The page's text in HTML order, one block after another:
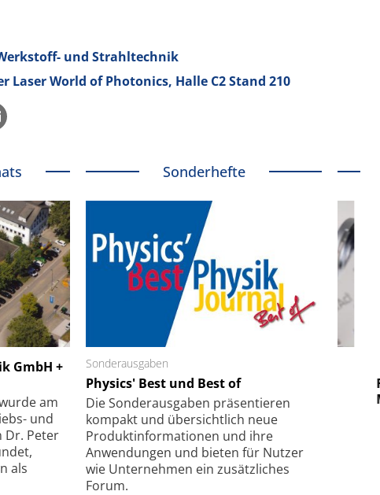
und Strahltechnik
Laser World of Photonics, Halle C2 Stand 210
GmbH +
am
und
Dr. Peter
als
Sonderhefte
Sonderausgaben
Physics' Best und Best of
Die Sonder­ausgaben präsentieren
kompakt und übersichtlich neue
Produkt­informationen und ihre
Anwendungen und bieten für Nutzer
wie Unternehmen ein zusätzliches
Forum.
GmbH
Elektronenmikroskopie auf
kleinstem Raum